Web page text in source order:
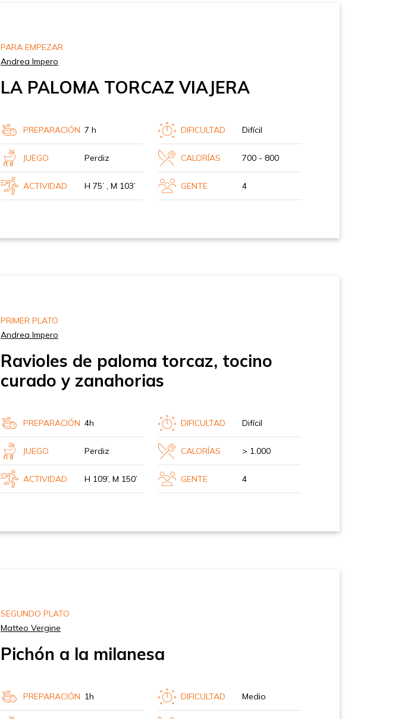
PARA EMPEZAR
Andrea Impero
LA PALOMA TORCAZ VIAJERA
PREPARACIÓN 7 h DIFICULTAD Difícil
JUEGO Perdiz CALORÍAS 700 - 800
ACTIVIDAD H 75’ , M 103’ GENTE 4
PRIMER PLATO
Andrea Impero
Ravioles de paloma torcaz, tocino
curado y zanahorias
PREPARACIÓN 4h DIFICULTAD Difícil
JUEGO Perdiz CALORÍAS > 1.000
ACTIVIDAD H 109’, M 150’ GENTE 4
SEGUNDO PLATO
Matteo Vergine
Pichón a la milanesa
PREPARACIÓN 1h DIFICULTAD Medio